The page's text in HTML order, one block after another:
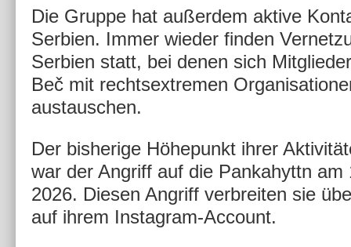
Die Gruppe hat außerdem aktive
Serbien. Immer wieder finden
Serbien statt, bei denen sich
Beč mit rechtsextremen
austauschen.
Der bisherige Höhepunkt ihrer
war der Angriff auf die Pankahyttn am
2026. Diesen Angriff verbreiten sie
auf ihrem Instagram-Account.